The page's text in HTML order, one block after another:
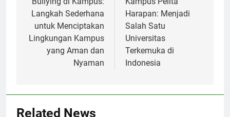
Langkah Sederhana
untuk Menciptakan
Lingkungan Kampus
yang Aman dan
Nyaman
Harapan: Menjadi
Salah Satu
Universitas
Terkemuka di
Indonesia
Related News